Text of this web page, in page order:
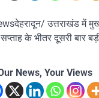
उत्तराखंड में
के भीतर दूसरी बार
News, Your Views